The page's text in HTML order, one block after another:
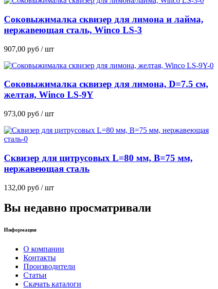
Соковыжималка сквизер для лимона и лайма,
нержавеющая сталь, Winco LS-3
907,00 руб / шт
Соковыжималка сквизер для лимона, D=7.5 см,
желтая, Winco LS-9Y
973,00 руб / шт
Сквизер для цитрусовых L=80 мм, B=75 мм,
нержавеющая сталь
132,00 руб / шт
Вы недавно просматривали
Информация
О компании
Контакты
Производители
Статьи
Скачать каталоги